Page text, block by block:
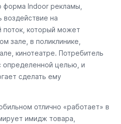
форма Indoor рекламы,
воздействие на
поток, который может
зале, в поликлинике,
кинотеатре. Потребитель
определенной целью, и
сделать ему
отлично «работает» в
имидж товара,